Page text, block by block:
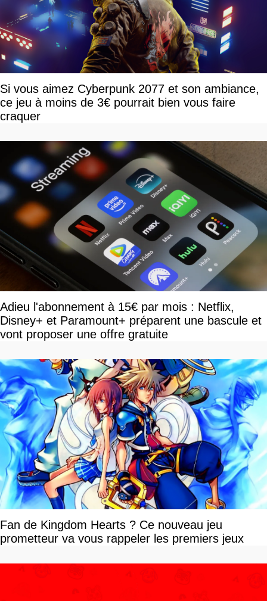
Si vous aimez Cyberpunk 2077 et son ambiance,
ce jeu à moins de 3€ pourrait bien vous faire
craquer
Adieu l'abonnement à 15€ par mois : Netflix,
Disney+ et Paramount+ préparent une bascule et
vont proposer une offre gratuite
Fan de Kingdom Hearts ? Ce nouveau jeu
prometteur va vous rappeler les premiers jeux